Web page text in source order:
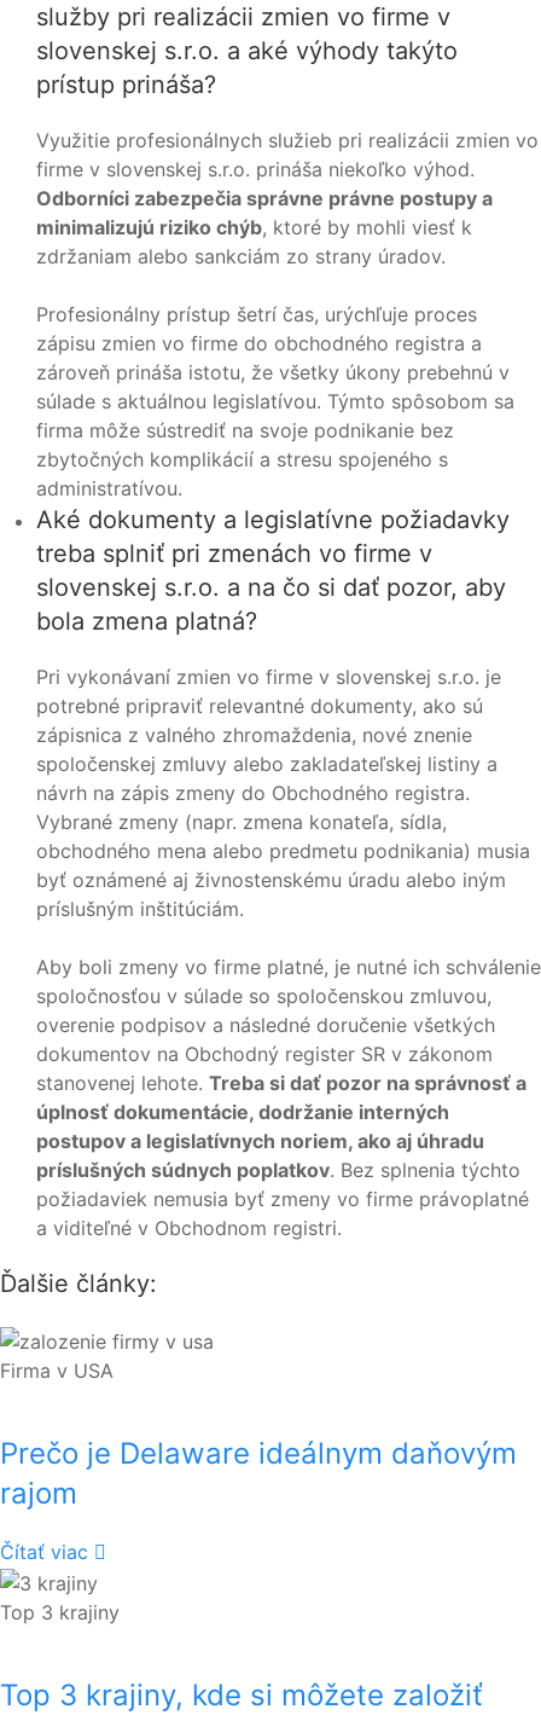
služby pri realizácii zmien vo firme v
slovenskej s.r.o. a aké výhody takýto
prístup prináša?
Využitie profesionálnych služieb pri realizácii zmien vo
firme v slovenskej s.r.o. prináša niekoľko výhod.
Odborníci zabezpečia správne právne postupy a
minimalizujú riziko chýb, ktoré by mohli viesť k
zdržaniam alebo sankciám zo strany úradov.
Profesionálny prístup šetrí čas, urýchľuje proces
zápisu zmien vo firme do obchodného registra a
zároveň prináša istotu, že všetky úkony prebehnú v
súlade s aktuálnou legislatívou. Týmto spôsobom sa
firma môže sústrediť na svoje podnikanie bez
zbytočných komplikácií a stresu spojeného s
administratívou.
Aké dokumenty a legislatívne požiadavky
treba splniť pri zmenách vo firme v
slovenskej s.r.o. a na čo si dať pozor, aby
bola zmena platná?
Pri vykonávaní zmien vo firme v slovenskej s.r.o. je
potrebné pripraviť relevantné dokumenty, ako sú
zápisnica z valného zhromaždenia, nové znenie
spoločenskej zmluvy alebo zakladateľskej listiny a
návrh na zápis zmeny do Obchodného registra.
Vybrané zmeny (napr. zmena konateľa, sídla,
obchodného mena alebo predmetu podnikania) musia
byť oznámené aj živnostenskému úradu alebo iným
príslušným inštitúciám.
Aby boli zmeny vo firme platné, je nutné ich schválenie
spoločnosťou v súlade so spoločenskou zmluvou,
overenie podpisov a následné doručenie všetkých
dokumentov na Obchodný register SR v zákonom
stanovenej lehote. Treba si dať pozor na správnosť a
úplnosť dokumentácie, dodržanie interných
postupov a legislatívnych noriem, ako aj úhradu
príslušných súdnych poplatkov. Bez splnenia týchto
požiadaviek nemusia byť zmeny vo firme právoplatné
a viditeľné v Obchodnom registri.
Ďalšie články:
Firma v USA
Prečo je Delaware ideálnym daňovým
rajom
Čítať viac
Top 3 krajiny
Top 3 krajiny, kde si môžete založiť